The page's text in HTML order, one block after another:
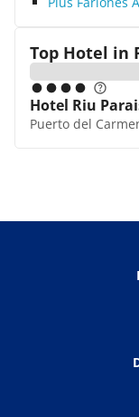
Top Hotel in
Hotel Riu
Puerto del